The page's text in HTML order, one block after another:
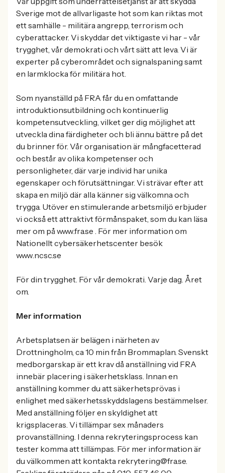
Sverige mot de allvarligaste hot som kan riktas mot
ett samhälle - militära angrepp, terrorism och
cyberattacker. Vi skyddar det viktigaste vi har - vår
trygghet, vår demokrati och vårt sätt att leva. Vi är
experter på cyberområdet och signalspaning samt
en larmklocka för militära hot.
Som nyanställd på FRA får du en omfattande
introduktionsutbildning och kontinuerlig
kompetensutveckling, vilket ger dig möjlighet att
utveckla dina färdigheter och bli ännu bättre på det
du brinner för. Vår organisation är mångfacetterad
och består av olika kompetenser och
personligheter, där varje individ har unika
egenskaper och förutsättningar. Vi strävar efter att
skapa en miljö där alla känner sig välkomna och
trygga. Utöver en stimulerande arbetsmiljö erbjuder
vi också ett attraktivt förmånspaket, som du kan läsa
mer om på www.fra.se . För mer information om
Nationellt cybersäkerhetscenter besök
www.ncsc.se
För din trygghet. För vår demokrati. Varje dag. Året
om.
Mer information
Arbetsplatsen är belägen i närheten av
Drottningholm, ca 10 min från Brommaplan. Svenskt
medborgarskap är ett krav då anställning vid FRA
innebär placering i säkerhetsklass. Innan en
anställning kommer du att säkerhetsprövas i
enlighet med säkerhetsskyddslagens bestämmelser.
Med anställning följer en skyldighet att
krigsplaceras. Vi tillämpar sex månaders
provanställning. I denna rekryteringsprocess kan
tester komma att tillämpas. För mer information är
du välkommen att kontakta rekrytering@fra.se.